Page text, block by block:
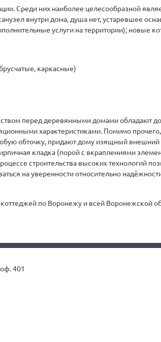
Среди них наиболее целесообразной
внутри дома, душа нет, устаревшее
услуги на территории); новые
каркасные)
перед деревянными домами обладают
характеристиками. Помимо
обточку, придают дому изящный
кладка (порой с вкраплениями
строительства высоких технологий
на уверенности относительно
по Воронежу и всей Воронежской
401